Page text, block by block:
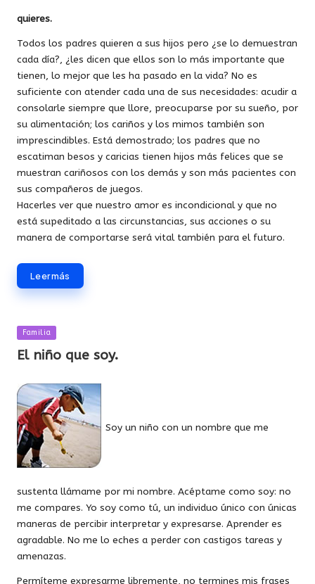
quieres.
Todos los padres quieren a sus hijos pero ¿se lo demuestran
cada día?, ¿les dicen que ellos son lo más importante que
tienen, lo mejor que les ha pasado en la vida? No es
suficiente con atender cada una de sus necesidades: acudir a
consolarle siempre que llore, preocuparse por su sueño, por
su alimentación; los cariños y los mimos también son
imprescindibles. Está demostrado; los padres que no
escatiman besos y caricias tienen hijos más felices que se
muestran cariñosos con los demás y son más pacientes con
sus compañeros de juegos.
Hacerles ver que nuestro amor es incondicional y que no
está supeditado a las circunstancias, sus acciones o su
manera de comportarse será vital también para el futuro.
Leer más
Publicada
en
Familia
El niño que soy.
Soy un niño con un nombre que me
sustenta llámame por mi nombre. Acéptame como soy: no
me compares. Yo soy como tú, un individuo único con únicas
maneras de percibir interpretar y expresarse. Aprender es
agradable. No me lo eches a perder con castigos tareas y
amenazas.
Permíteme expresarme libremente, no termines mis frases